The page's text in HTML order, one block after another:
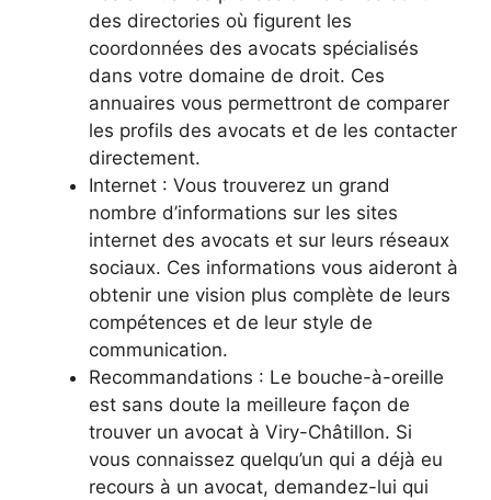
des directories où figurent les
coordonnées des avocats spécialisés
dans votre domaine de droit. Ces
annuaires vous permettront de comparer
les profils des avocats et de les contacter
directement.
Internet : Vous trouverez un grand
nombre d’informations sur les sites
internet des avocats et sur leurs réseaux
sociaux. Ces informations vous aideront à
obtenir une vision plus complète de leurs
compétences et de leur style de
communication.
Recommandations : Le bouche-à-oreille
est sans doute la meilleure façon de
trouver un avocat à Viry-Châtillon. Si
vous connaissez quelqu’un qui a déjà eu
recours à un avocat, demandez-lui qui